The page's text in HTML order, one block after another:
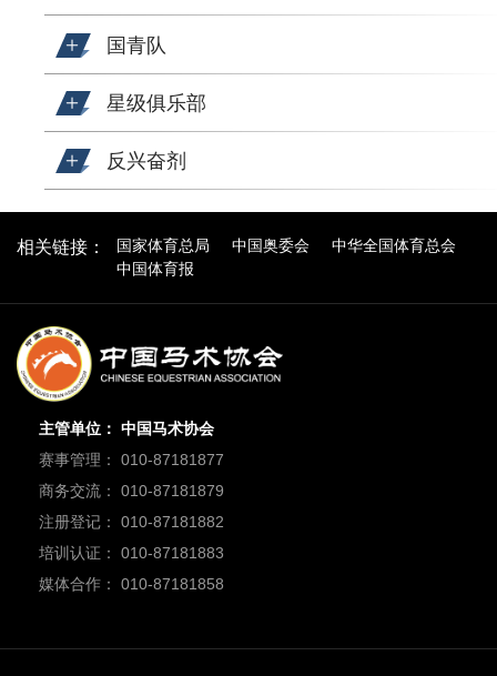
国青队
星级俱乐部
反兴奋剂
相关链接： 国家体育总局 中国奥委会
中华全国体育总会
中国体育报
主管单位： 中国马术协会
赛事管理： 010-87181877
商务交流： 010-87181879
注册登记： 010-87181882
培训认证： 010-87181883
媒体合作： 010-87181858